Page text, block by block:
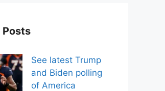
Posts
See latest Trump
and Biden polling
of America